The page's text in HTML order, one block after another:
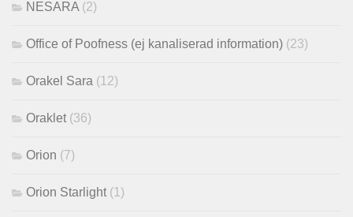
NESARA (2)
Office of Poofness (ej kanaliserad information) (23)
Orakel Sara (12)
Oraklet (36)
Orion (7)
Orion Starlight (1)